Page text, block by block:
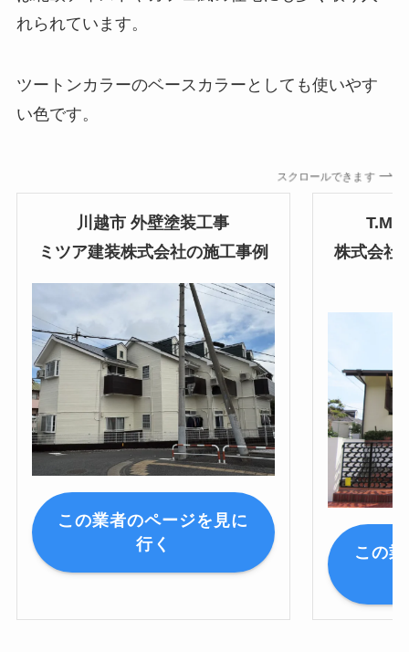
れられています。
ツートンカラーのベースカラーとしても使いやす
い色です。
スクロールできます
川越市 外壁塗装工事
ミツア建装株式会社の施工事例
この業者のページを見に
行く
T.M.
株式会社
この